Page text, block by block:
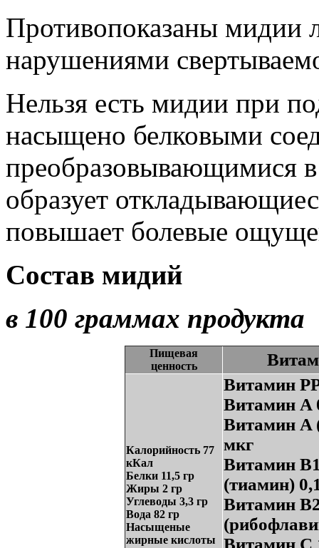
Противопоказаны
нарушениями
Нельзя есть мидии при
насыщено белковыми
преобразовывающимися
образует
повышает болевые
Состав мидий
в 100 граммах продукта
Пищевая
ценность
Калорийность 77
кКал
Белки 11,5 гр
Жиры 2 гр
Углеводы 3,3 гр
Вода 82 гр
Насыщеные
жирные кислоты
Витамин
Витамин A
Витамин A
мкг
Витамин
(тиамин)
Витамин
Витамин C